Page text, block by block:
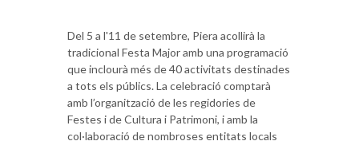
Del 5 a l'11 de setembre, Piera acollirà la
tradicional Festa Major amb una programació
que inclourà més de 40 activitats destinades
a tots els públics. La celebració comptarà
amb l’organització de les regidories de
Festes i de Cultura i Patrimoni, i amb la
col·laboració de nombroses entitats locals